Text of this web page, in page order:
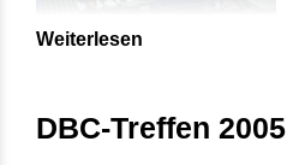
Weiterlesen
DBC-Treffen 2005